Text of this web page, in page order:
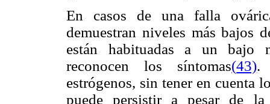
En casos de una falla
demuestran niveles más bajos
están habituadas a un bajo
reconocen los síntomas(43).
estrógenos, sin tener en cuenta
puede persistir a pesar de la